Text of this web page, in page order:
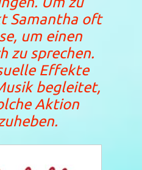
Samantha oft
um einen
zu sprechen.
Effekte
begleitet,
Aktion